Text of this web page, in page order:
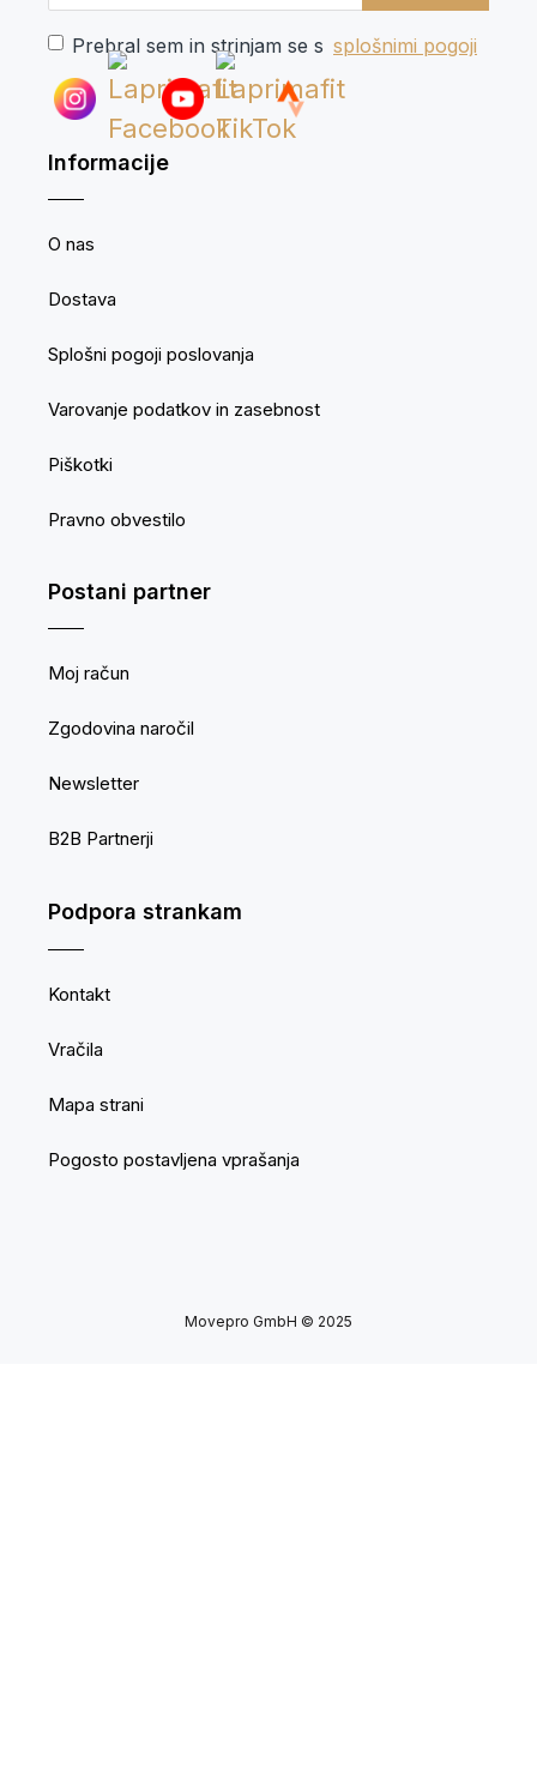
Prebral sem in strinjam se s splošnimi pogoji
Informacije
O nas
Dostava
Splošni pogoji poslovanja
Varovanje podatkov in zasebnost
Piškotki
Pravno obvestilo
Postani partner
Moj račun
Zgodovina naročil
Newsletter
B2B Partnerji
Podpora strankam
Kontakt
Vračila
Mapa strani
Pogosto postavljena vprašanja
Movepro GmbH © 2025